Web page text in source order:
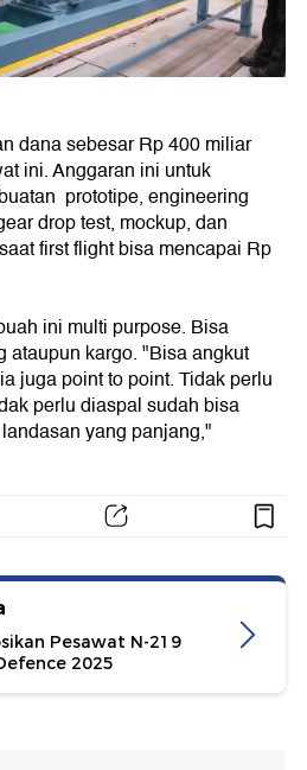
dana sebesar Rp 400 miliar
ini. Anggaran ini untuk
prototipe, engineering
drop test, mockup, dan
first flight bisa mencapai Rp
ini multi purpose. Bisa
ataupun kargo. "Bisa angkut
juga point to point. Tidak perlu
perlu diaspal sudah bisa
yang panjang,"
Pesawat N-219
2025